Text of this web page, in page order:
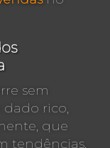
sem
rico,
que
tendências,